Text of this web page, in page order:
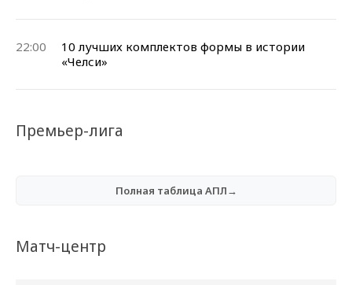
22:00
10 лучших комплектов формы в истории
«Челси»
Премьер-лига
Полная таблица АПЛ→
Матч-центр